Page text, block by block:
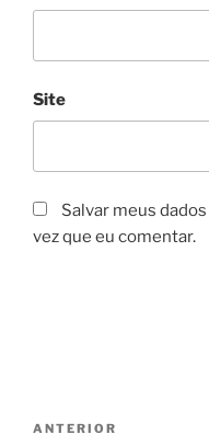
Site
Salvar meus
vez que eu comentar.
Navegação
Post
ANTERIOR